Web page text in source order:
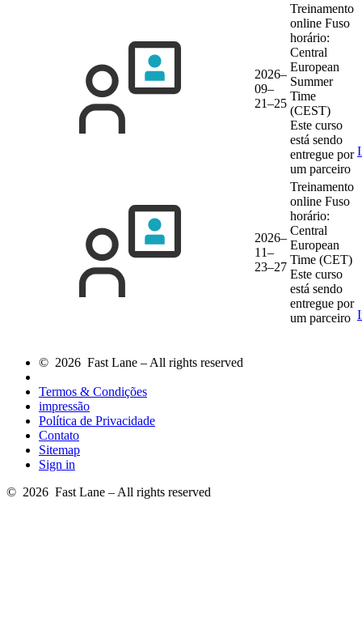
2026–
09–
21–25
Treinamento
online Fuso
horário:
Central
European
Summer
Time
(CEST)
Este curso
está sendo
entregue por
um parceiro
2026–
11–
23–27
Treinamento
online Fuso
horário:
Central
European
Time (CET)
Este curso
está sendo
entregue por
um parceiro
© 2026 Fast Lane – All rights reserved
Termos & Condições
impressão
Política de Privacidade
Contato
Sitemap
Sign in
© 2026 Fast Lane – All rights reserved